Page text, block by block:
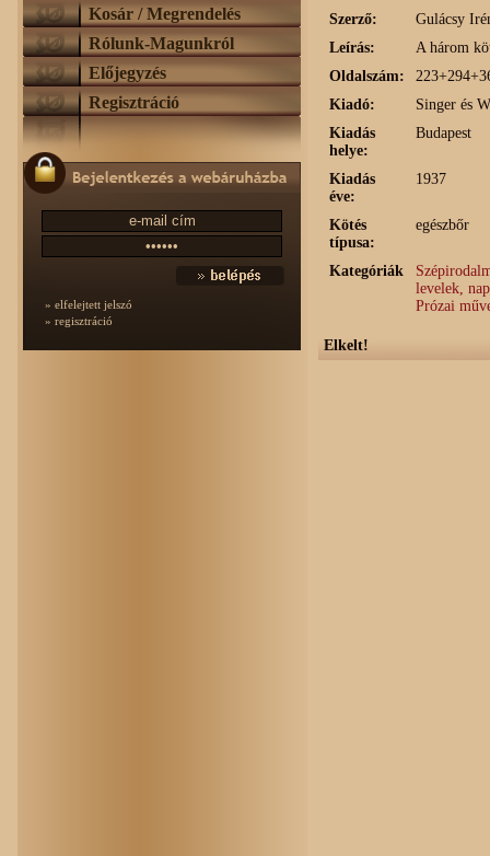
Kosár / Megrendelés
Rólunk-Magunkról
Előjegyzés
Regisztráció
» elfelejtett jelszó
» regisztráció
Szerző:
Gulácsy
Leírás:
A három
Oldalszám:
Kiadó:
Singer és
Kiadás
helye:
Budapest
Kiadás
éve:
1937
Kötés
típusa:
egészbőr
Kategóriák
levelek,
Prózai
Elkelt!